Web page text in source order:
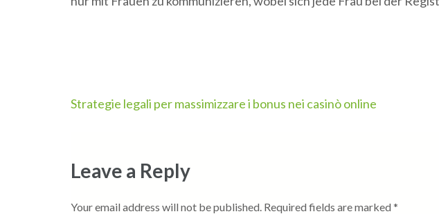
Post
Strategie legali per massimizzare i bonus nei casinò online
Leave a Reply
Your email address will not be published. Required fields are marked *